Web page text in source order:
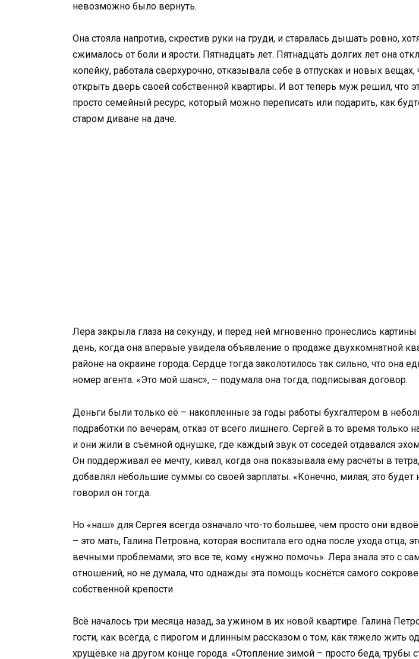
невозможно было вернуть.
Она стояла напротив, скрестив руки на груди, и старалась дышать ровно,
сжималось от боли и ярости. Пятнадцать лет. Пятнадцать долгих лет она
копейку, работала сверхурочно, отказывала себе в отпусках и новых
открыть дверь своей собственной квартиры. И вот теперь муж решил, что
просто семейный ресурс, который можно переписать или подарить, как
старом диване на даче.
Лера закрыла глаза на секунду, и перед ней мгновенно пронеслись
день, когда она впервые увидела объявление о продаже двухкомнатной
районе на окраине города. Сердце тогда заколотилось так сильно, что она
номер агента. «Это мой шанс», – подумала она тогда, подписывая договор.
Деньги были только её – накопленные за годы работы бухгалтером в
подработки по вечерам, отказ от всего лишнего. Сергей в то время только
и они жили в съёмной однушке, где каждый звук от соседей отдавался
Он поддерживал её мечту, кивал, когда она показывала ему расчёты в
добавлял небольшие суммы со своей зарплаты. «Конечно, милая, это будет
говорил он тогда.
Но «наш» для Сергея всегда означало что-то большее, чем просто они
– это мать, Галина Петровна, которая воспитала его одна после ухода отца,
вечными проблемами, это все те, кому «нужно помочь». Лера знала это с
отношений, но не думала, что однажды эта помощь коснётся самого
собственной крепости.
Всё началось три месяца назад, за ужином в их новой квартире. Галина
гости, как всегда, с пирогом и длинным рассказом о том, как тяжело жить
хрущёвке на другом конце города. «Отопление зимой – просто беда, трубы